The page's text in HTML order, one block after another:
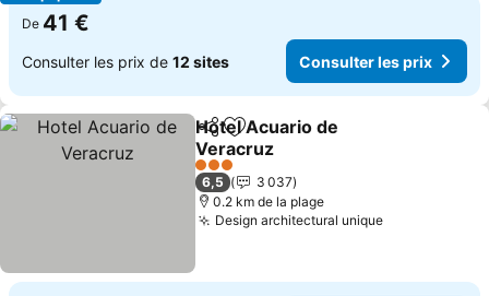
De 41 €
Consulter les prix de 12 sites Consulter les prix
PartagerAjouter à mes favoris
Hotel Acuario de
Veracruz
Consulter les prix
3 Étoiles
6,5
3 037
0.2 km de la plage
Design architectural uniqueConsulter